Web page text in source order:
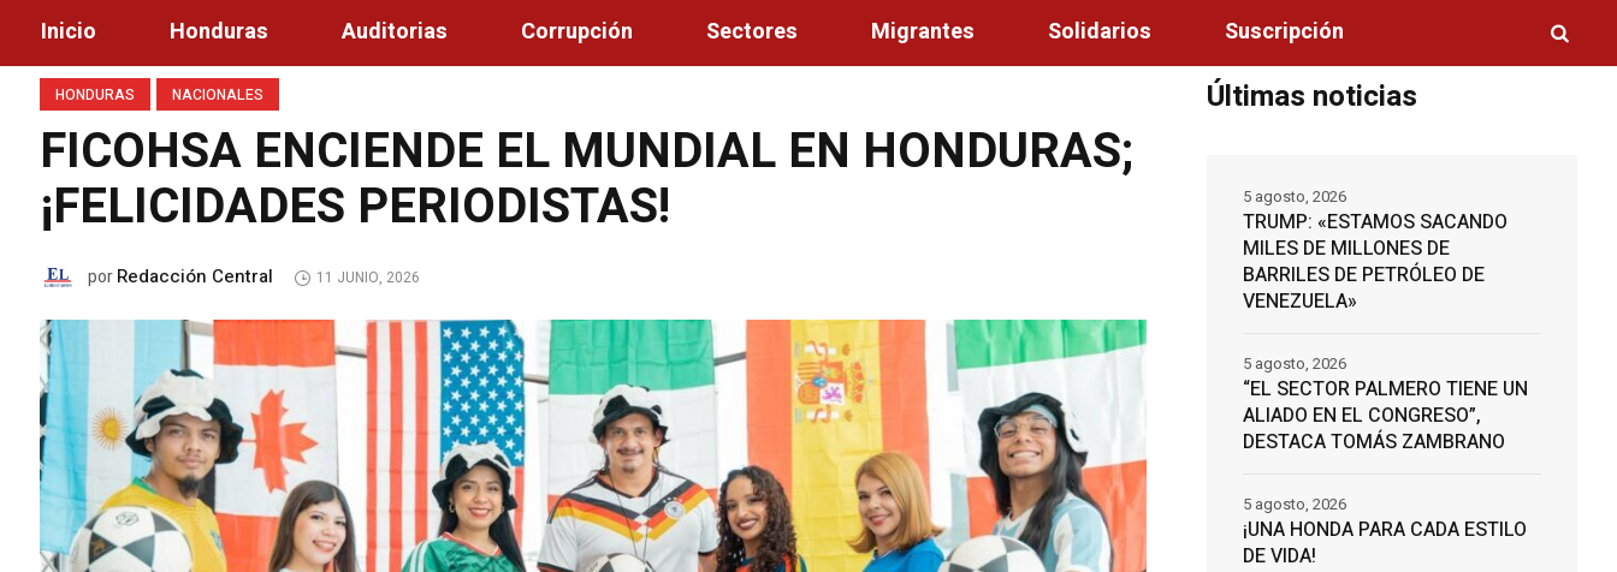
Inicio Honduras Auditorias Corrupción Sectores Migrantes Solidarios Suscripción
HONDURAS NACIONALES
FICOHSA ENCIENDE EL MUNDIAL EN HONDURAS;
¡FELICIDADES PERIODISTAS!
porRedacción Central 11 JUNIO, 2026
Últimas noticias
TRUMP: «ESTAMOS SACANDO
MILES DE MILLONES DE
BARRILES DE PETRÓLEO DE
VENEZUELA»
5 agosto, 2026
“EL SECTOR PALMERO TIENE UN
ALIADO EN EL CONGRESO”,
DESTACA TOMÁS ZAMBRANO
5 agosto, 2026
¡UNA HONDA PARA CADA ESTILO
DE VIDA!
5 agosto, 2026